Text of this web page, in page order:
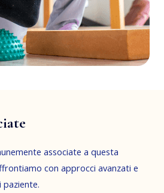
associate a questa
con approcci avanzati e